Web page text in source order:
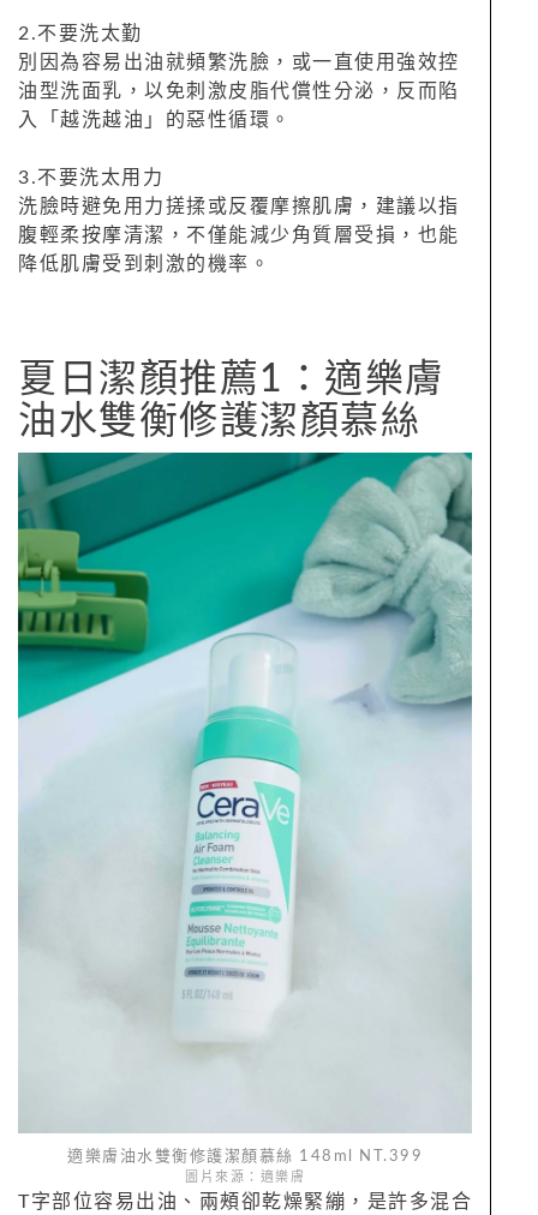
2.不要洗太勤
別因為容易出油就頻繁洗臉，或一直使用強效控
油型洗面乳，以免刺激皮脂代償性分泌，反而陷
入「越洗越油」的惡性循環。
3.不要洗太用力
洗臉時避免用力搓揉或反覆摩擦肌膚，建議以指
腹輕柔按摩清潔，不僅能減少角質層受損，也能
降低肌膚受到刺激的機率。
夏日潔顏推薦1：適樂膚
油水雙衡修護潔顏慕絲
適樂膚油水雙衡修護潔顏慕絲 148ml NT.399
圖片來源：適樂膚
T字部位容易出油、兩頰卻乾燥緊繃，是許多混合